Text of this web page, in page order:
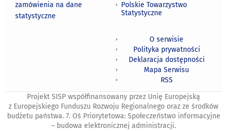
zamówienia na dane
statystyczne
Polskie Towarzystwo
Statystyczne
O serwisie
Polityka prywatności
Deklaracja dostępności
Mapa Serwisu
RSS
Projekt SISP współfinansowany przez Unię Europejską
z Europejskiego Funduszu Rozwoju Regionalnego oraz ze środków
budżetu państwa. 7. Oś Priorytetowa: Społeczeństwo informacyjne
– budowa elektronicznej administracji.